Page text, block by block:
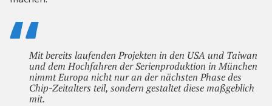
Mit bereits laufenden Projekten in den USA und Taiwan
und dem Hochfahren der Serienproduktion in München
nimmt Europa nicht nur an der nächsten Phase des
Chip-Zeitalters teil, sondern gestaltet diese maßgeblich
mit.